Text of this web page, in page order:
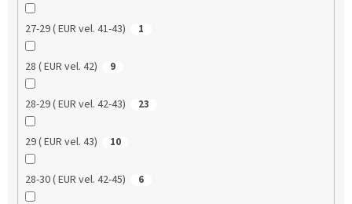
27-29 ( EUR vel. 41-43) 1
28 ( EUR vel. 42) 9
28-29 ( EUR vel. 42-43) 23
29 ( EUR vel. 43) 10
28-30 ( EUR vel. 42-45) 6